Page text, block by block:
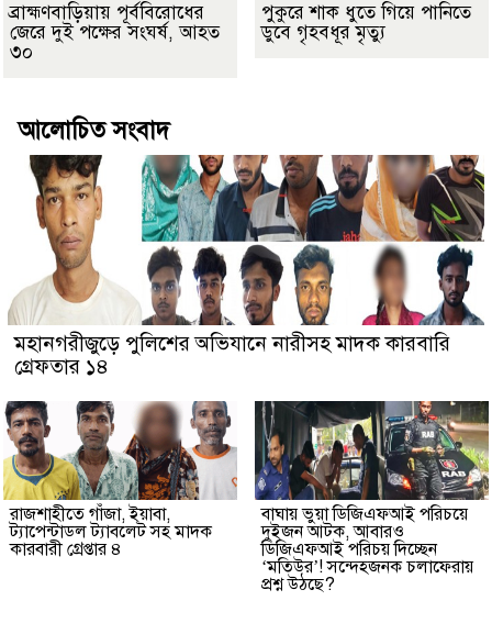
ব্রাহ্মণবাড়িয়ায় পূর্ববিরোধের
জেরে দুই পক্ষের সংঘর্ষ, আহত
৩০
পুকুরে শাক ধুতে গিয়ে পানিতে
ডুবে গৃহবধূর মৃত্যু
আলোচিত সংবাদ
মহানগরীজুড়ে পুলিশের অভিযানে নারীসহ মাদক কারবারি
গ্রেফতার ১৪
রাজশাহীতে গাঁজা, ইয়াবা,
ট্যাপেন্টাডল ট্যাবলেট সহ মাদক
কারবারী গ্রেপ্তার ৪
বাঘায় ভুয়া ডিজিএফআই পরিচয়ে
দুইজন আটক, আবারও
ডিজিএফআই পরিচয় দিচ্ছেন
‘মতিউর’! সন্দেহজনক চলাফেরায়
প্রশ্ন উঠছে?